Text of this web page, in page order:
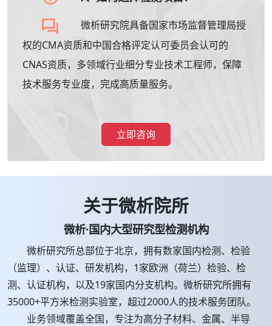
微析研究院具备国家市场监督管理局授
权的CMA资质和中国合格评定认可委员会认可的
CNAS资质，多领域行业细分专业技术工程师，保障
技术服务专业度，完成高质量服务。
立即咨询
关于微析院所
微析·国内大型研究型检测机构
微析研究所总部位于北京，拥有数家国内检测、检验
（监理）、认证、研发机构，1家欧洲（荷兰）检验、检
测、认证机构，以及19家国内分支机构。微析研究所拥有
35000+平方米检测实验室，超过2000人的技术服务团队。
业务领域覆盖全国，专注为高分子材料、金属、半导